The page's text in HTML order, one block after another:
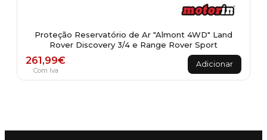
Proteção Reservatório de Ar "Almont 4WD" Land
Rover Discovery 3/4 e Range Rover Sport
261,99€
Com Iva
Adicionar